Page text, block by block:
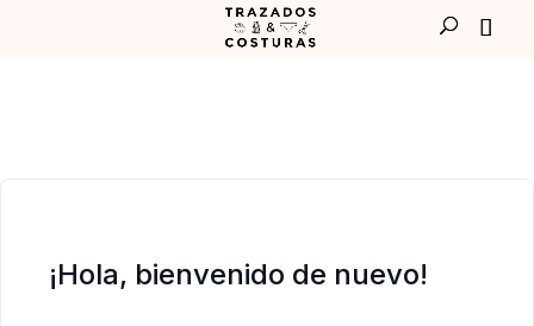
¡Hola, bienvenido de nuevo!